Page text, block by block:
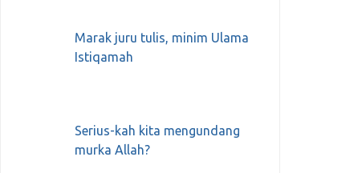
Marak juru tulis, minim Ulama
Istiqamah
Serius-kah kita mengundang
murka Allah?